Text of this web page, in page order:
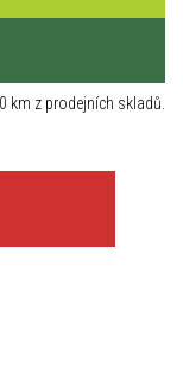
z prodejních skladů.